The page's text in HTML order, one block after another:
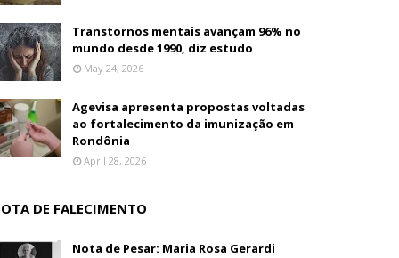
Transtornos mentais avançam 96% no
mundo desde 1990, diz estudo
May 24, 2026
Agevisa apresenta propostas voltadas
ao fortalecimento da imunização em
Rondônia
April 28, 2026
DE FALECIMENTO
Nota de Pesar: Maria Rosa Gerardi